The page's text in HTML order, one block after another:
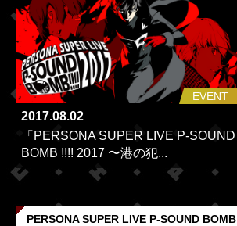
EVENT
2017.08.02
「PERSONA SUPER LIVE P-SOUND
BOMB !!!! 2017 〜港の犯...
PERSONA SUPER LIVE P-SOUND BOMB